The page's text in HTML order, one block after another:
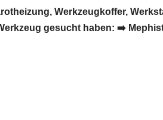
Werkzeugkoffer,
gesucht haben: ➡️